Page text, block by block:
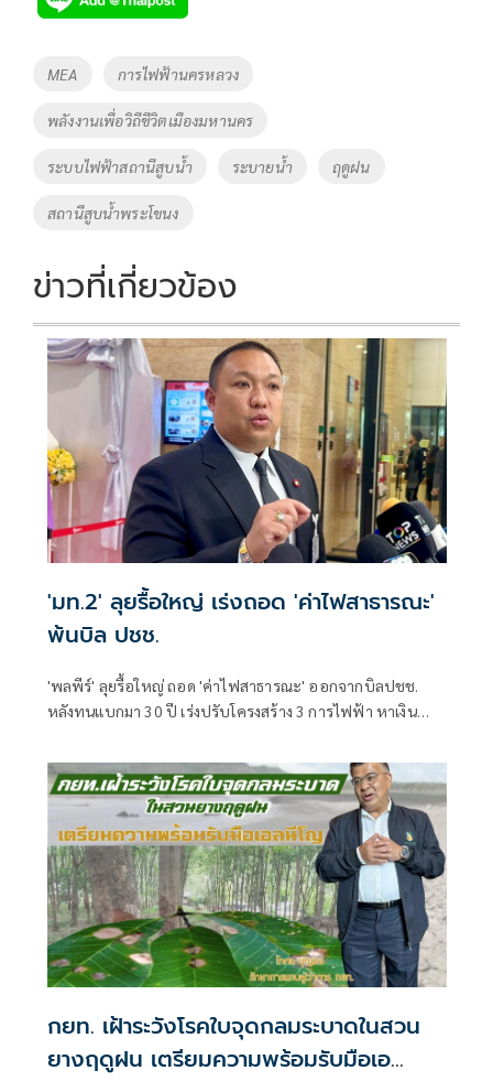
b
o
k
er y
Li
n
k
Tags
MEA การไฟฟ้านครหลวง
พลังงานเพื่อวิถีชีวิตเมืองมหานคร
ระบบไฟฟ้าสถานีสูบน้ำ ระบายน้ำ ฤดูฝน
สถานีสูบน้ำพระโขนง
ข่าวที่เกี่ยวข้อง
'มท.2' ลุยรื้อใหญ่ เร่งถอด 'ค่าไฟสาธารณะ'
พ้นบิล ปชช.
'พลพีร์' ลุยรื้อใหญ่ ถอด 'ค่าไฟสาธารณะ' ออกจากบิลปชช.
หลังทนแบกมา 30 ปี เร่งปรับโครงสร้าง 3 การไฟฟ้า หาเงิน
กระทรวง​ ชง ครม. บังคับใช้
กยท. เฝ้าระวังโรคใบจุดกลมระบาดในสวน
ยางฤดูฝน เตรียมความพร้อมรับมือเอ